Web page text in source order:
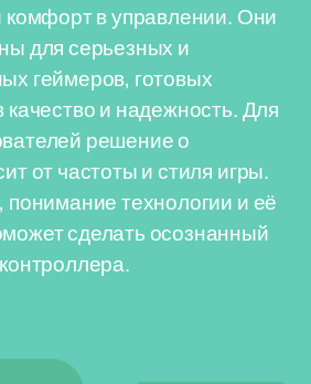
комфорт в управлении. Они
для серьезных и
геймеров, готовых
качество и надежность. Для
решение о
от частоты и стиля игры.
технологии и её
сделать осознанный